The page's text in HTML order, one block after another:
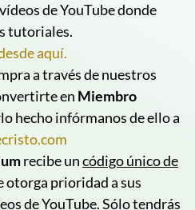
de YouTube donde
tutoriales.
aquí.
a través de nuestros
en Miembro
hecho infórmanos de ello a
recibe uncódigo único de
otorga prioridad a sus
de YouTube. Sólo tendrás